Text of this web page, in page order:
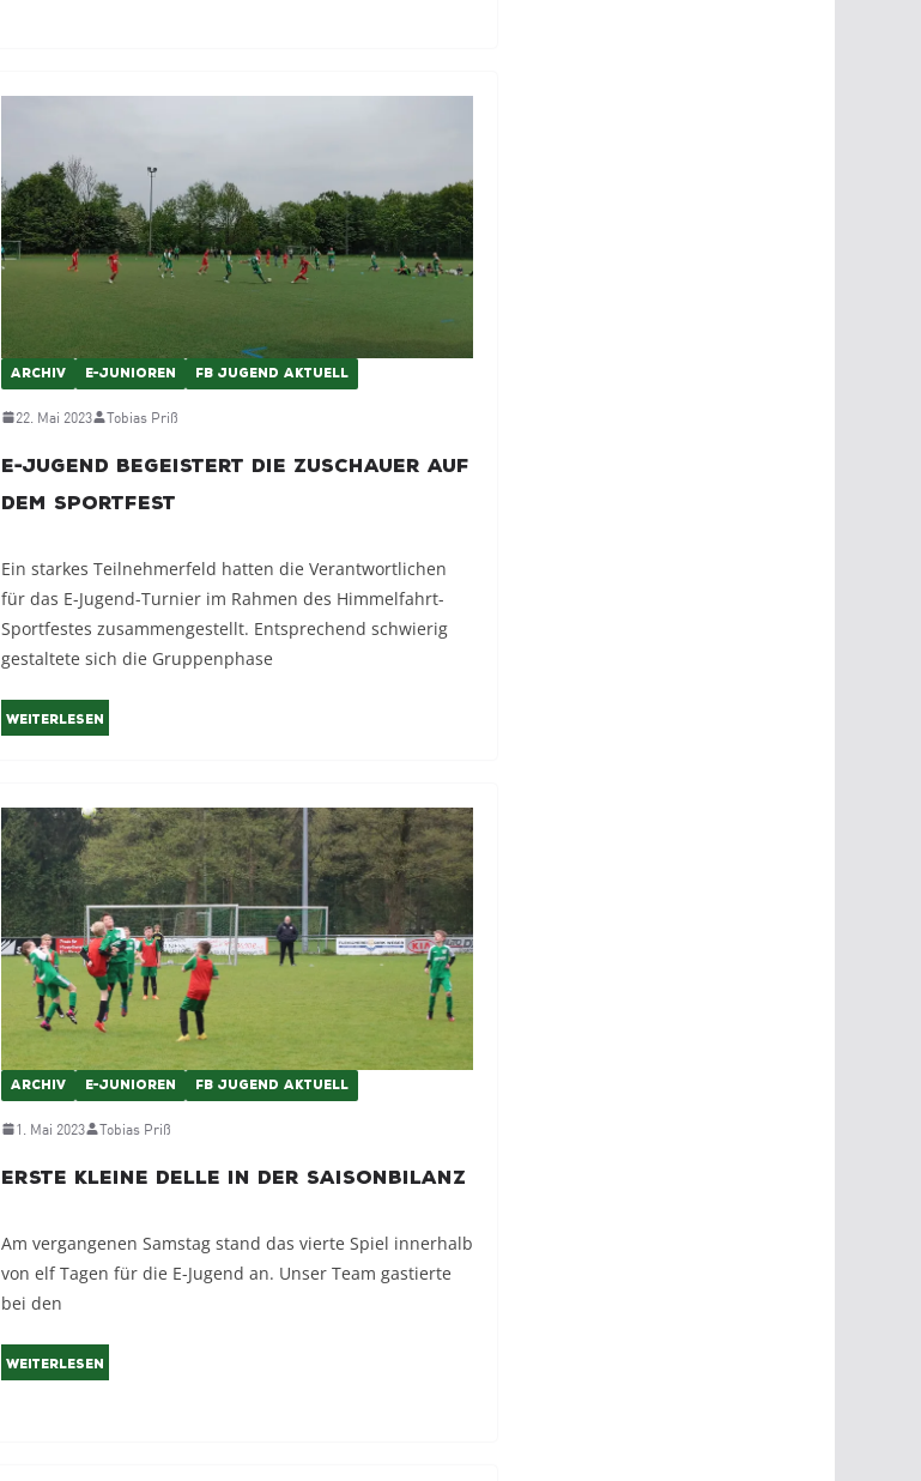
ARCHIV E-JUNIOREN FB JUGEND AKTUELL
22. Mai 2023 Tobias Priß
E-Jugend begeistert die Zuschauer auf
dem Sportfest
Ein starkes Teilnehmerfeld hatten die Verantwortlichen
für das E-Jugend-Turnier im Rahmen des Himmelfahrt-
Sportfestes zusammengestellt. Entsprechend schwierig
gestaltete sich die Gruppenphase
Weiterlesen
ARCHIV E-JUNIOREN FB JUGEND AKTUELL
1. Mai 2023 Tobias Priß
Erste kleine Delle in der Saisonbilanz
Am vergangenen Samstag stand das vierte Spiel innerhalb
von elf Tagen für die E-Jugend an. Unser Team gastierte
bei den
Weiterlesen